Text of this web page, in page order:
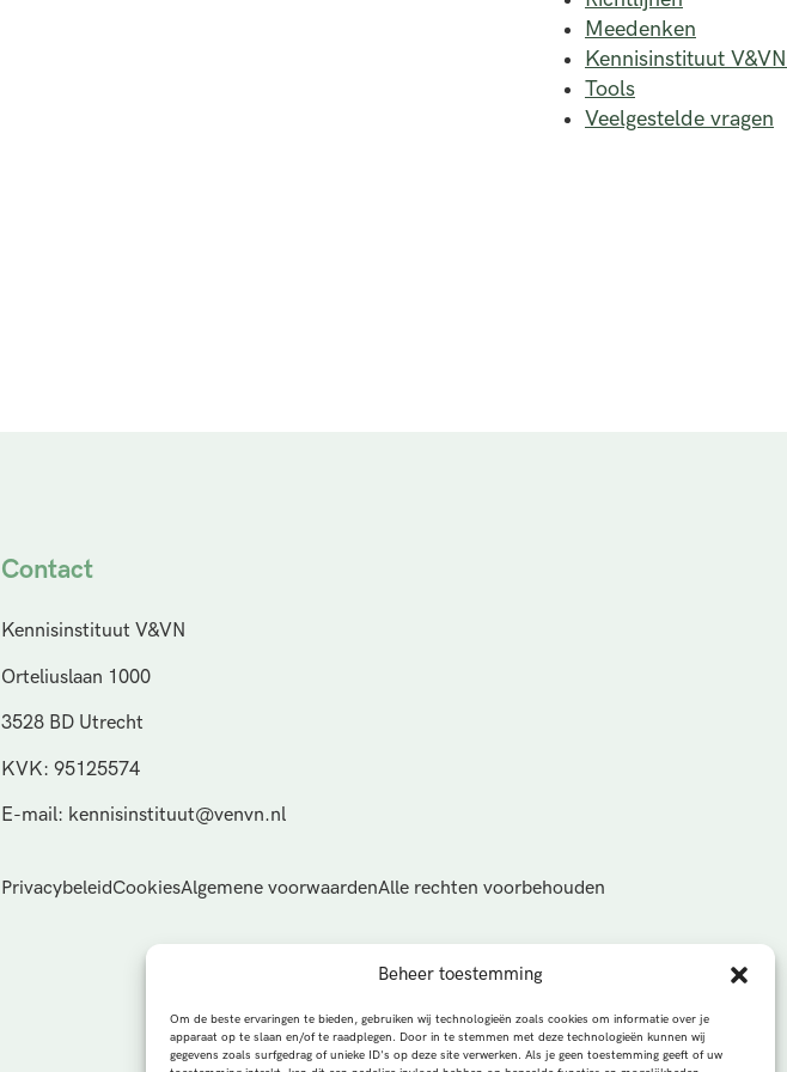
Beheer toestemming
Om de beste ervaringen te bieden, gebruiken wij technologieën zoals cookies om informatie over je
apparaat op te slaan en/of te raadplegen. Door in te stemmen met deze technologieën kunnen wij
gegevens zoals surfgedrag of unieke ID's op deze site verwerken. Als je geen toestemming geeft of uw
Meedenken
Kennisinstituut V&VN
Tools
Veelgestelde vragen
Contact
Kennisinstituut V&VN
Orteliuslaan 1000
3528 BD Utrecht
KVK: 95125574
E-mail: kennisinstituut@venvn.nl
PrivacybeleidCookiesAlgemene voorwaardenAlle rechten voorbehouden